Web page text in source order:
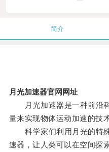
简介
月光加速器官网网址
月光加速器是一种前沿科
量来实现物体运动加速的技
科学家们利用月光的特殊
速器，让人类可以在空间探